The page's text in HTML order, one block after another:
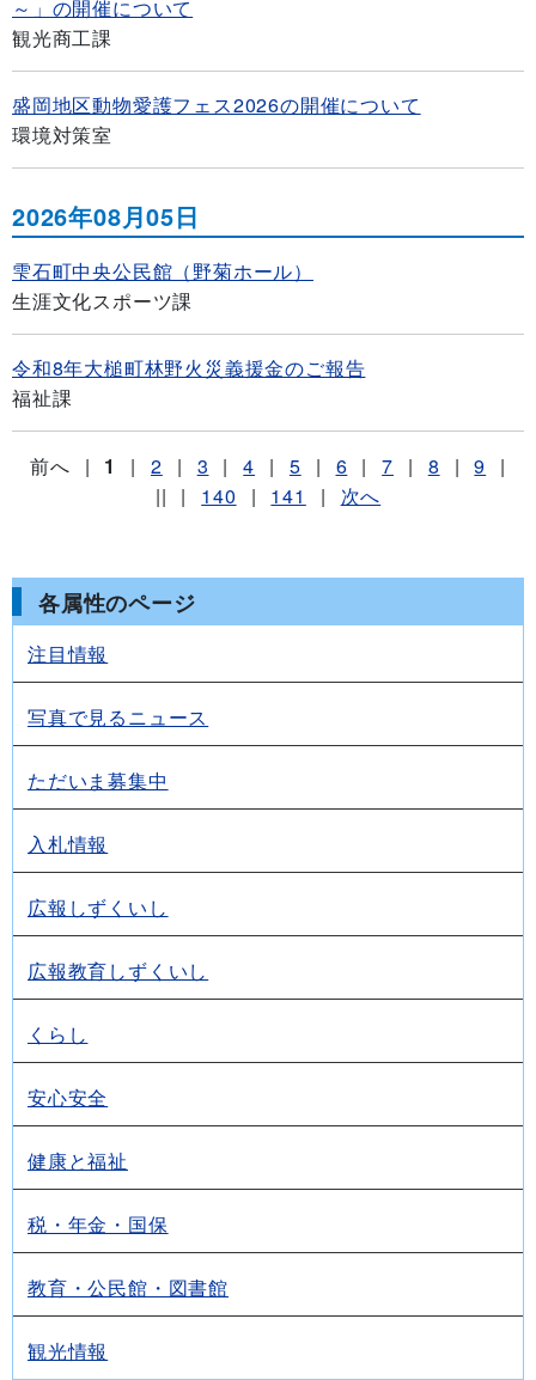
～」の開催について
観光商工課
盛岡地区動物愛護フェス2026の開催について
環境対策室
2026年08月05日
雫石町中央公民館（野菊ホール）
生涯文化スポーツ課
令和8年大槌町林野火災義援金のご報告
福祉課
前へ | 1 | 2 | 3 | 4 | 5 | 6 | 7 | 8 | 9
|
||
| 140 | 141 | 次へ
各属性のページ
注目情報
写真で見るニュース
ただいま募集中
入札情報
広報しずくいし
広報教育しずくいし
くらし
安心安全
健康と福祉
税・年金・国保
教育・公民館・図書館
観光情報